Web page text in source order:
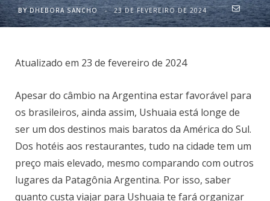
k a
BY DHEBORA SANCHO 23 DE FEVEREIRO DE 2024
Atualizado em 23 de fevereiro de 2024
Apesar do câmbio na Argentina estar favorável para
os brasileiros, ainda assim, Ushuaia está longe de
ser um dos destinos mais baratos da América do Sul.
Dos hotéis aos restaurantes, tudo na cidade tem um
preço mais elevado, mesmo comparando com outros
lugares da Patagônia Argentina. Por isso, saber
quanto custa viajar para Ushuaia te fará organizar